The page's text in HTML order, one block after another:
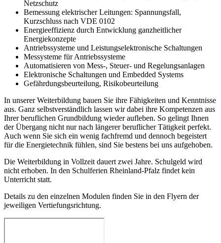
Netzschutz
Bemessung elektrischer Leitungen: Spannungsfall,
Kurzschluss nach VDE 0102
Energieeffizienz durch Entwicklung ganzheitlicher
Energiekonzepte
Antriebssysteme und Leistungselektronische Schaltungen
Messysteme für Antriebssysteme
Automatisieren von Mess-, Steuer- und Regelungsanlagen
Elektronische Schaltungen und Embedded Systems
Gefährdungsbeurteilung, Risikobeurteilung
In unserer Weiterbildung bauen Sie ihre Fähigkeiten und Kenntnisse
aus. Ganz selbstverständlich lassen wir dabei ihre Kompetenzen aus
Ihrer beruflichen Grundbildung wieder aufleben. So gelingt Ihnen
der Übergang nicht nur nach längerer beruflicher Tätigkeit perfekt.
Auch wenn Sie sich ein wenig fachfremd und dennoch begeistert
für die Energietechnik fühlen, sind Sie bestens bei uns aufgehoben.
Die Weiterbildung in Vollzeit dauert zwei Jahre. Schulgeld wird
nicht erhoben. In den Schulferien Rheinland-Pfalz findet kein
Unterricht statt.
Details zu den einzelnen Modulen finden Sie in den Flyern der
jeweiligen Vertiefungsrichtung.